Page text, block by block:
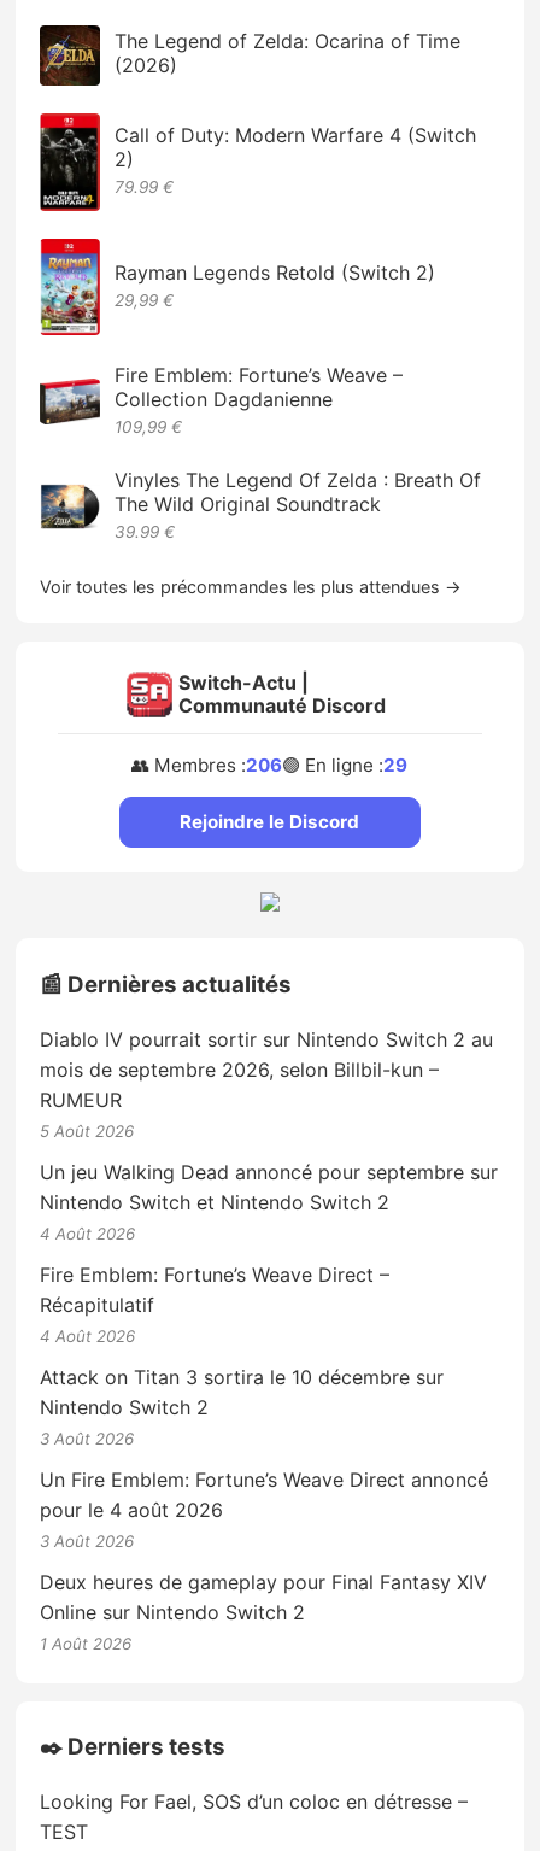
The Legend of Zelda: Ocarina of Time
(2026)
Call of Duty: Modern Warfare 4 (Switch
2)
79.99 €
Rayman Legends Retold (Switch 2)
29,99 €
Fire Emblem: Fortune’s Weave –
Collection Dagdanienne
109,99 €
Vinyles The Legend Of Zelda : Breath Of
The Wild Original Soundtrack
39.99 €
Voir toutes les précommandes les plus attendues →
Switch-Actu |
Communauté Discord
👥 Membres :206🟢 En ligne :29
Rejoindre le Discord
📰 Dernières actualités
Diablo IV pourrait sortir sur Nintendo Switch 2 au
mois de septembre 2026, selon Billbil-kun –
RUMEUR
5 Août 2026
Un jeu Walking Dead annoncé pour septembre sur
Nintendo Switch et Nintendo Switch 2
4 Août 2026
Fire Emblem: Fortune’s Weave Direct –
Récapitulatif
4 Août 2026
Attack on Titan 3 sortira le 10 décembre sur
Nintendo Switch 2
3 Août 2026
Un Fire Emblem: Fortune’s Weave Direct annoncé
pour le 4 août 2026
3 Août 2026
Deux heures de gameplay pour Final Fantasy XIV
Online sur Nintendo Switch 2
1 Août 2026
✒️ Derniers tests
Looking For Fael, SOS d’un coloc en détresse –
TEST